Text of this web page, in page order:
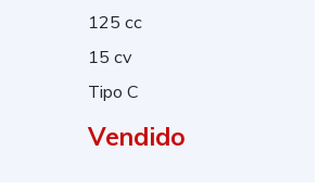
125 cc
15 cv
Tipo C
Vendido